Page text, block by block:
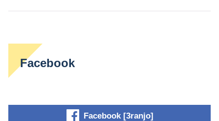
Facebook
Facebook [3ranjo]